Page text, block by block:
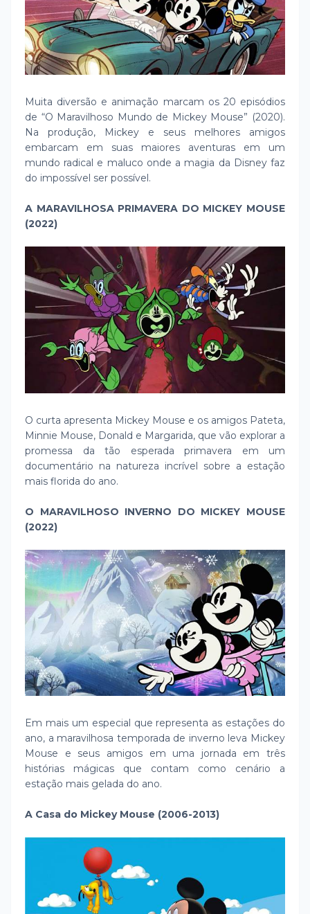
Muita diversão e animação marcam os 20 episódios
de “O Maravilhoso Mundo de Mickey Mouse” (2020).
Na produção, Mickey e seus melhores amigos
embarcam em suas maiores aventuras em um
mundo radical e maluco onde a magia da Disney faz
do impossível ser possível.
A MARAVILHOSA PRIMAVERA DO MICKEY MOUSE
(2022)
O curta apresenta Mickey Mouse e os amigos Pateta,
Minnie Mouse, Donald e Margarida, que vão explorar a
promessa da tão esperada primavera em um
documentário na natureza incrível sobre a estação
mais florida do ano.
O MARAVILHOSO INVERNO DO MICKEY MOUSE
(2022)
Em mais um especial que representa as estações do
ano, a maravilhosa temporada de inverno leva Mickey
Mouse e seus amigos em uma jornada em três
histórias mágicas que contam como cenário a
estação mais gelada do ano.
A Casa do Mickey Mouse (2006-2013)